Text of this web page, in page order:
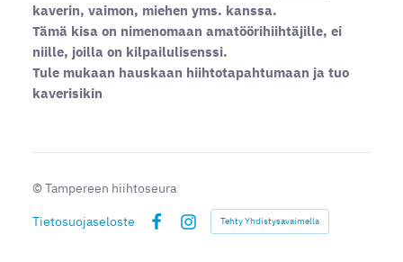
kaverin, vaimon, miehen yms. kanssa.
Tämä kisa on nimenomaan amatöörihiihtäjille, ei
niille, joilla on kilpailulisenssi.
Tule mukaan hauskaan hiihtotapahtumaan ja tuo
kaverisikin
© Tampereen hiihtoseura
Tietosuojaseloste
Instagram
Tehty Yhdistysavaimella